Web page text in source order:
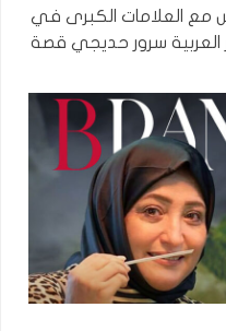
مع العلامات الكبرى في
العربية سرور حديجي قصة